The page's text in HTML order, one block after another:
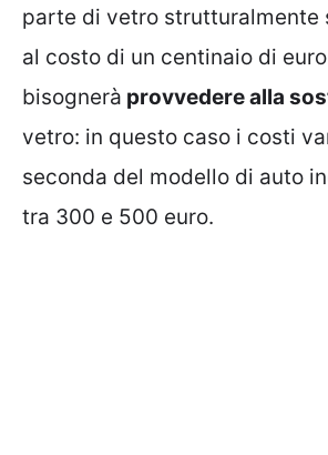
parte di vetro strutturalmente
al costo di un centinaio di
bisognerà provvedere alla
vetro: in questo caso i costi
seconda del modello di auto
tra 300 e 500 euro.